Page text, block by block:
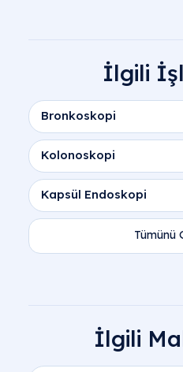
İlgili
Bronkoskopi
Kolonoskopi
Kapsül Endoskopi
Tümünü
İlgili